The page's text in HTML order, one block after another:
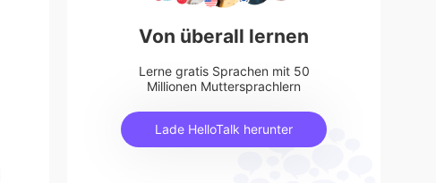
Von überall lernen
Lerne gratis Sprachen mit 50
Millionen Muttersprachlern
Lade HelloTalk herunter